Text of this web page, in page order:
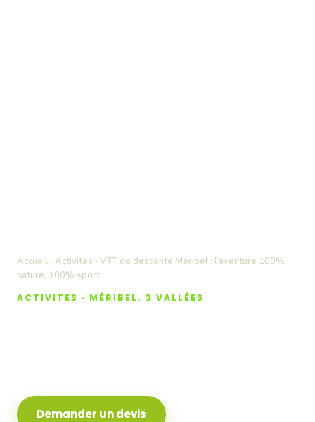
Accueil › Activites › VTT de descente Méribel : l’aventure 100%
nature, 100% sport !
ACTIVITES · MÉRIBEL, 3 VALLÉES
Demander un devis